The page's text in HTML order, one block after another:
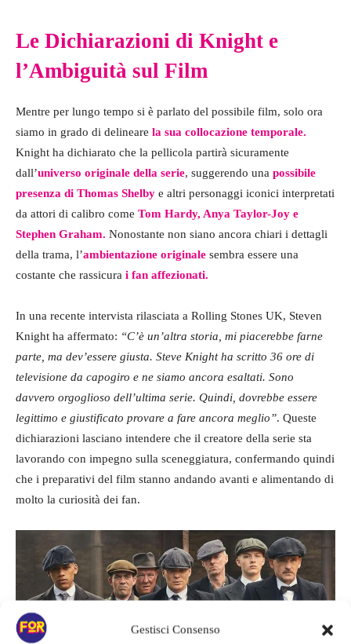
Gestisci Consenso
Le Dichiarazioni di Knight e
l’Ambiguità sul Film
Mentre per lungo tempo si è parlato del possibile film, solo ora
siamo in grado di delineare la sua collocazione temporale.
Knight ha dichiarato che la pellicola partirà sicuramente
dall’universo originale della serie, suggerendo una possibile
presenza di Thomas Shelby e altri personaggi iconici interpretati
da attori di calibro come Tom Hardy, Anya Taylor-Joy e
Stephen Graham. Nonostante non siano ancora chiari i dettagli
della trama, l’ambientazione originale sembra essere una
costante che rassicura i fan affezionati.
In una recente intervista rilasciata a Rolling Stones UK, Steven
Knight ha affermato: “C’è un’altra storia, mi piacerebbe farne
parte, ma dev’essere giusta. Steve Knight ha scritto 36 ore di
televisione da capogiro e ne siamo ancora esaltati. Sono
davvero orgoglioso dell’ultima serie. Quindi, dovrebbe essere
legittimo e giustificato provare a fare ancora meglio”. Queste
dichiarazioni lasciano intendere che il creatore della serie sta
lavorando con impegno sulla sceneggiatura, confermando quindi
che i preparativi del film stanno andando avanti e alimentando di
molto la curiosità dei fan.